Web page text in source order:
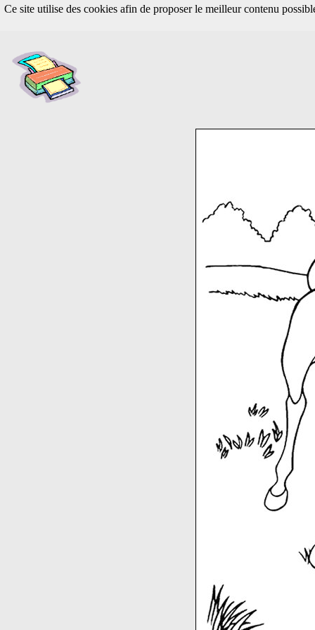
Ce site utilise des cookies afin de proposer le meilleur contenu